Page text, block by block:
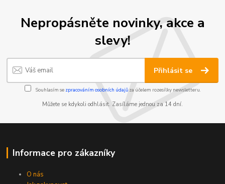
Nepropásněte novinky, akce a
slevy!
Přihlásit se
Souhlasím se zpracováním osobních údajůza účelem rozesílky newsletteru.
Můžete se kdykoli odhlásit. Zasíláme jednou za 14 dní.
Informace pro zákazníky
O nás